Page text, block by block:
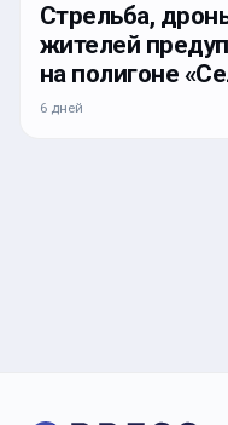
Стрельба,
жителей
на полигоне
6 дней